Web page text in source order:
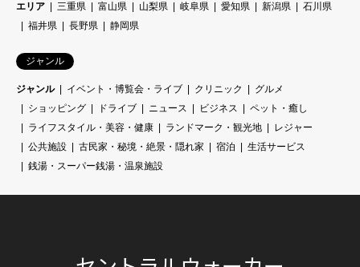
エリア
三重県 富山県 山梨県 岐阜県 愛知県 新潟県
石川県
福井県
長野県 静岡県
ジャンル
ジャンル イベント・博覧会・ライブ クリニック
グルメ
ショッピング
ドライブ ニュース ビジネス
ペット・癒し
ライフスタイル・美容・健康
ランドマーク・観光地
レジャー
公共施設
古民家・秘境・絶景・隠れ家 宿泊
生活サービス
銭湯・スーパー銭湯・温泉施設